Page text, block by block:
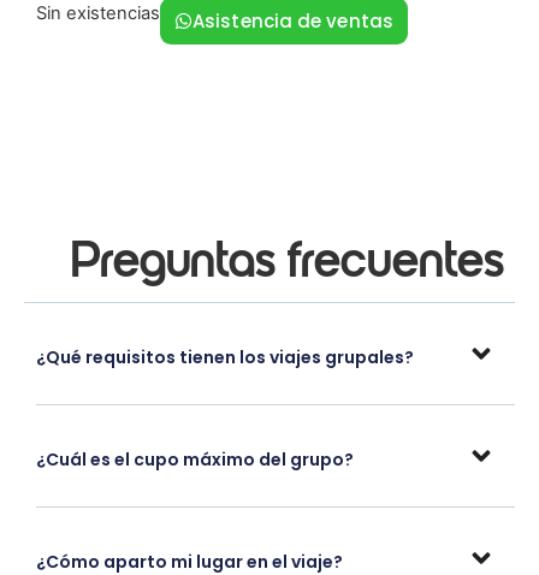
Sin existencias Asistencia de ventas
Preguntas frecuentes
¿Qué requisitos tienen los viajes grupales?
¿Cuál es el cupo máximo del grupo?
¿Cómo aparto mi lugar en el viaje?